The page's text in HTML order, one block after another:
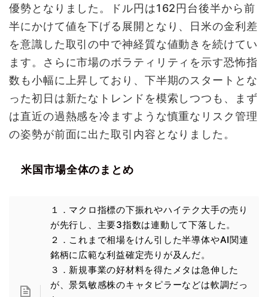
優勢となりました。ドル円は162円台後半から前
半にかけて値を下げる展開となり、日米の金利差
を意識した取引の中で神経質な値動きを続けてい
ます。さらに市場のボラティリティを示す恐怖指
数も小幅に上昇しており、下半期のスタートとな
った初日は新たなトレンドを模索しつつも、まず
は直近の過熱感を冷ますような慎重なリスク管理
の姿勢が前面に出た取引内容となりました。
米国市場全体のまとめ
１．マクロ指標の下振れやハイテク大手の売り
が先行し、主要3指数は連動して下落した。
２．これまで相場をけん引した半導体やAI関連
銘柄に広範な利益確定売りが及んだ。
３．新規事業の好材料を得たメタは急伸した
が、景気敏感株のキャタピラーなどは軟調だっ